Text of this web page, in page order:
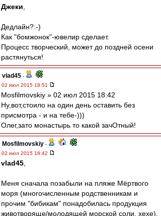
Джеки
Дедлайн?:-)
Как "бомжонок"-ювелир сделает.
Процесс творческий, может до поздней осени
растянуться!
vlad45 -
02 июл 2015 18:51
Mosfilmovskiy » 02 июл 2015 18:42
Ну,вот,стоило на один день оставить без
присмотра - и на тебе-)))
Олег,зато монастырь то какой зачОтный!
Mosfilmovskiy -
02 июл 2015 18:42
vlad45
Меня сначала позабыли на пляже Мёртвого
моря (многочисленным родственникам и
прочим "бибикам" понадобилась продукция
животворяще/молодящей морской соли, хехе),